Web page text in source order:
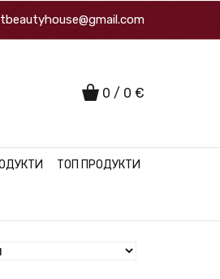
0 / 0 €
ТОП ПРОДУКТИ